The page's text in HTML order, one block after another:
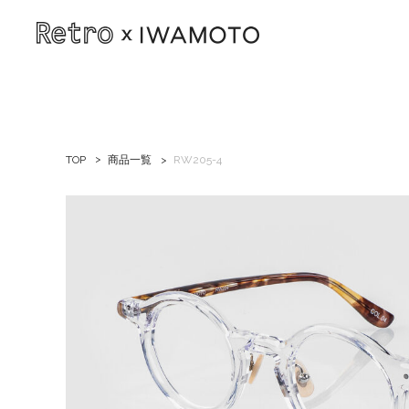
TOP 商品一覧 RW205-4